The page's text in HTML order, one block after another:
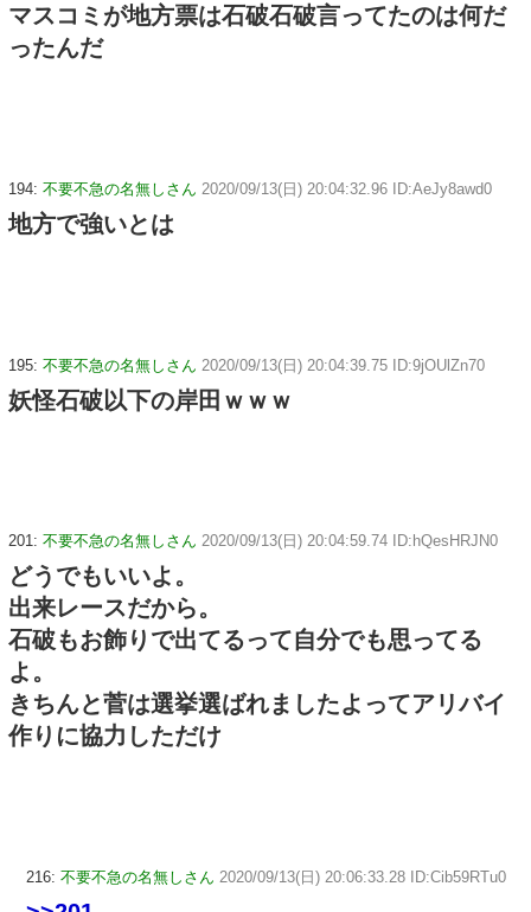
マスコミが地方票は石破石破言ってたのは何だ
ったんだ
194: 不要不急の名無しさん 2020/09/13(日) 20:04:32.96 ID:AeJy8awd0
地方で強いとは
195: 不要不急の名無しさん 2020/09/13(日) 20:04:39.75 ID:9jOUlZn70
妖怪石破以下の岸田ｗｗｗ
201: 不要不急の名無しさん 2020/09/13(日) 20:04:59.74 ID:hQesHRJN0
どうでもいいよ。
出来レースだから。
石破もお飾りで出てるって自分でも思ってる
よ。
きちんと菅は選挙選ばれましたよってアリバイ
作りに協力しただけ
216: 不要不急の名無しさん 2020/09/13(日) 20:06:33.28 ID:Cib59RTu0